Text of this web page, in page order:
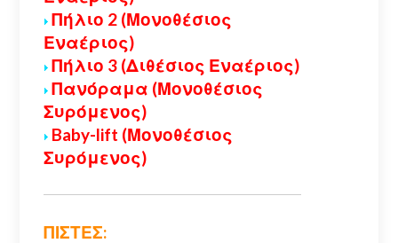
Πήλιο 2 (Μονοθέσιος
Εναέριος)
Πήλιο 3 (Διθέσιος Εναέριος)
Πανόραμα (Μονοθέσιος
Συρόμενος)
Baby-lift (Μονοθέσιος
Συρόμενος)
ΠΙΣΤΕΣ: